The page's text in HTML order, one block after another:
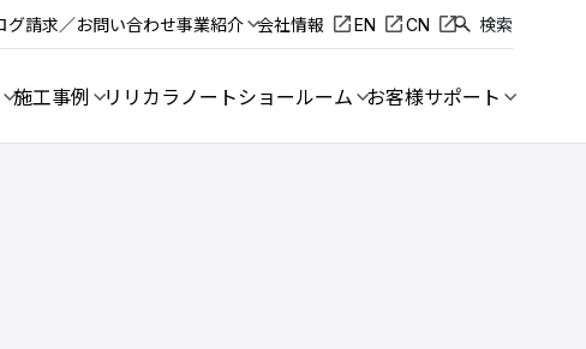
グ請求／お問い合わせ事業紹介 会社情報 EN CN 検索
施工事例 リリカラノートショールーム お客様サポート